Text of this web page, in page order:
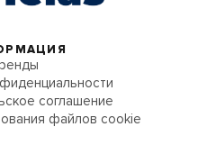
соглашение
файлов cookie